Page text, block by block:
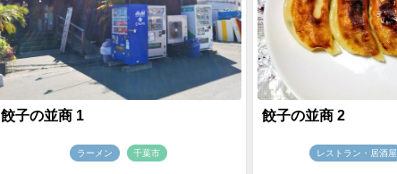
餃子の並商 1
ラーメン 千葉市
餃子の並商 2
レストラン・居酒屋